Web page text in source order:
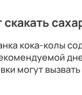
кока-колы
могут